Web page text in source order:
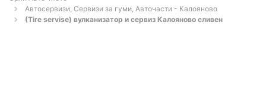
Автосервизи, Сервизи за гуми, Авточасти - Калояново
(Tire servise) вулканизатор и сервиз Калояново сливен